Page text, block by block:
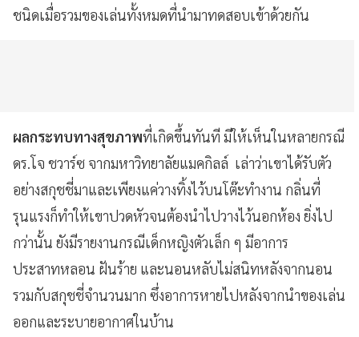
ชนิดเมื่อรวมของเล่นทั้งหมดที่นำมาทดสอบเข้าด้วยกัน
ผลกระทบทางสุขภาพที่เกิดขึ้นทันที มีให้เห็นในหลายกรณี
ดร.โจ ชวาร์ซ จากมหาวิทยาลัยแมคกิลล์ เล่าว่าเขาได้รับตัว
อย่างสกุชชี่มาและเพียงแค่วางทิ้งไว้บนโต๊ะทำงาน กลิ่นที่
รุนแรงก็ทำให้เขาปวดหัวจนต้องนำไปวางไว้นอกห้อง ยิ่งไป
กว่านั้น ยังมีรายงานกรณีเด็กหญิงตัวเล็ก ๆ มีอาการ
ประสาทหลอน ฝันร้าย และนอนหลับไม่สนิทหลังจากนอน
รวมกับสกุชชี่จำนวนมาก ซึ่งอาการหายไปหลังจากนำของเล่น
ออกและระบายอากาศในบ้าน